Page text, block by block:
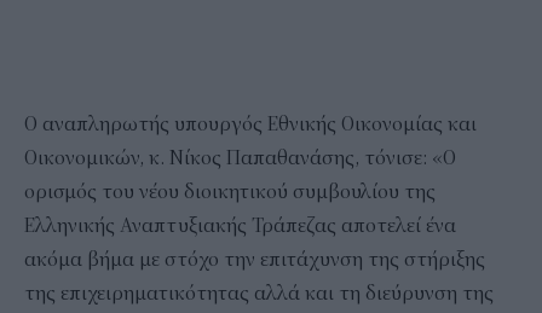
Ο αναπληρωτής υπουργός Εθνικής Οικονομίας και
Οικονομικών, κ. Νίκος Παπαθανάσης, τόνισε: «Ο
ορισμός του νέου διοικητικού συμβουλίου της
Ελληνικής Αναπτυξιακής Τράπεζας αποτελεί ένα
ακόμα βήμα με στόχο την επιτάχυνση της στήριξης
της επιχειρηματικότητας αλλά και τη διεύρυνση της